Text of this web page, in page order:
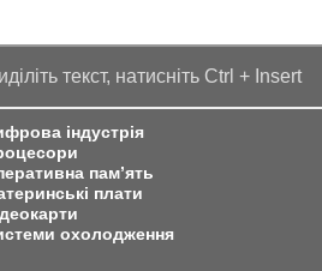
текст, натисніть Ctrl + Insert
індустрія
пам’ять
плати
охолодження